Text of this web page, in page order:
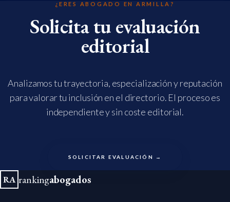
¿ERES ABOGADO EN ARMILLA?
Solicita tu evaluación
editorial
Analizamos tu trayectoria, especialización y reputación
para valorar tu inclusión en el directorio. El proceso es
independiente y sin coste editorial.
SOLICITAR EVALUACIÓN →
RA rankingabogados